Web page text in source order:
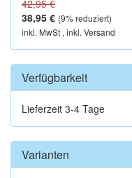
42,95 €
38,95 € (9% reduziert)
inkl. MwSt , inkl. Versand
Verfügbarkeit
Lieferzeit 3-4 Tage
Varianten